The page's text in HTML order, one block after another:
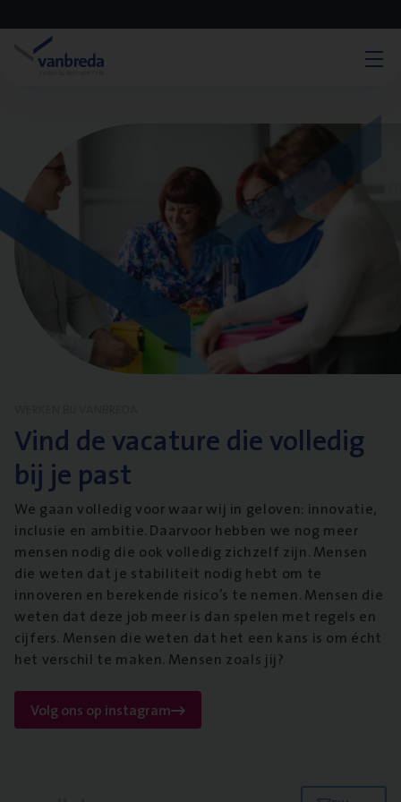
Vind de vacature die volledig
bij je past
We gaan volledig voor waar wij in geloven: innovatie,
inclusie en ambitie. Daarvoor hebben we nog meer
mensen nodig die ook volledig zichzelf zijn. Mensen
die weten dat je stabiliteit nodig hebt om te
innoveren en berekende risico’s te nemen. Mensen die
weten dat deze job meer is dan spelen met regels en
cijfers. Mensen die weten dat het een kans is om écht
het verschil te maken. Mensen zoals jij?
Volg ons op instagram